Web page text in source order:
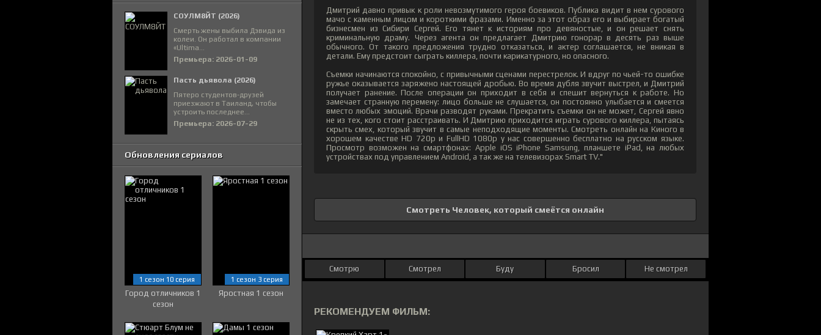
Дмитрий давно привык к роли невозмутимого героя боевиков. Публика видит в нем сурового
мачо с каменным лицом и короткими фразами. Именно за этот образ его и выбирает богатый
бизнесмен из Сибири Сергей. Его тянет к историям про девяностые, и он решает снять
криминальную драму. Через агента он предлагает Дмитрию гонорар в десять раз выше
обычного. От такого предложения трудно отказаться, и актер соглашается, не вникая в
детали. Ему предстоит сыграть киллера, почти карикатурного, но опасного.
Съемки начинаются спокойно, с привычными сценами перестрелок. И вдруг по чьей-то ошибке
ружье оказывается заряжено настоящей дробью. Во время дубля звучит выстрел, и Дмитрий
получает ранение. После операции он приходит в себя и спешит вернуться к работе. Но
замечает странную перемену: лицо больше не слушается, он постоянно улыбается и смеется
вместо любых эмоций. Врачи разводят руками. Прекратить съемки он не может, Сергей явно
не из тех, кого стоит расстраивать. И Дмитрию приходится играть сурового киллера, пытаясь
скрыть смех, который звучит в самые неподходящие моменты. Смотреть онлайн на Киного в
хорошем качестве HD 720p и FullHD 1080p у нас совершенно бесплатно на русском языке.
Просмотр возможен на смартфонах: Apple iOS iPhone Samsung, планшете iPad, на любых
устройствах под управлением Android, а так же на телевизорах Smart TV."
Смотреть Человек, который смеётся онлайн
Смотрю Смотрел Буду Бросил Не смотрел
РЕКОМЕНДУЕМ ФИЛЬМ:
СОУЛМ8ЙТ (2026)
Смерть жены выбила Дэвида из
колеи. Он работал в компании
«Ultima...
Премьера: 2026-01-09
Пасть дьявола (2026)
Пятеро студентов-друзей
приезжают в Таиланд, чтобы
устроить последнее...
Премьера: 2026-07-29
Обновления сериалов
Город отличников 1
сезон
1 сезон 10 серия
Яростная 1 сезон
1 сезон 3 серия